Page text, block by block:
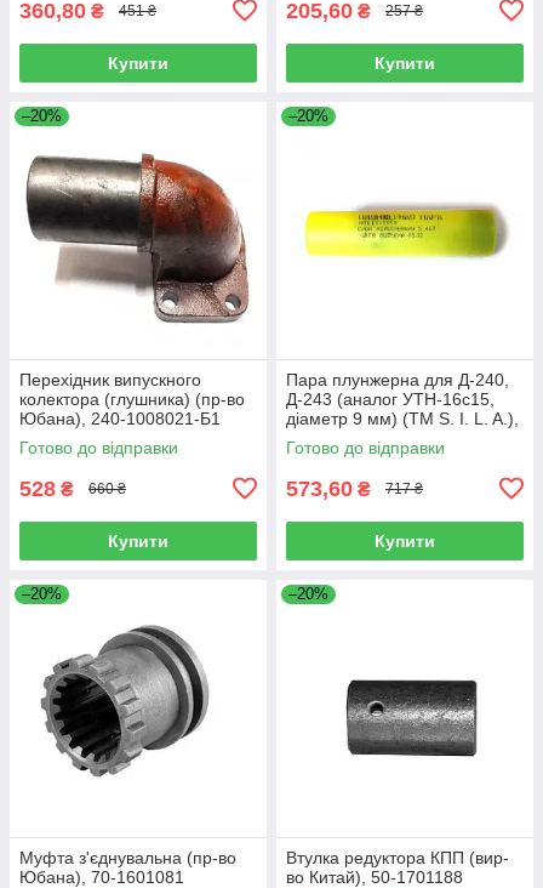
360,80 ₴ 451 ₴
Купити
205,60 ₴ 257 ₴
Купити
–20%
Перехідник випускного
колектора (глушника) (пр-во
Юбана), 240-1008021-Б1
Готово до відправки
528 ₴ 660 ₴
Купити
–20%
Пара плунжерна для Д-240,
Д-243 (аналог УТН-16с15,
діаметр 9 мм) (TM S. I. L. A.),
Н01.1111150
Готово до відправки
573,60 ₴ 717 ₴
Купити
–20%
Муфта з'єднувальна (пр-во
Юбана), 70-1601081
–20%
Втулка редуктора КПП (вир-
во Китай), 50-1701188